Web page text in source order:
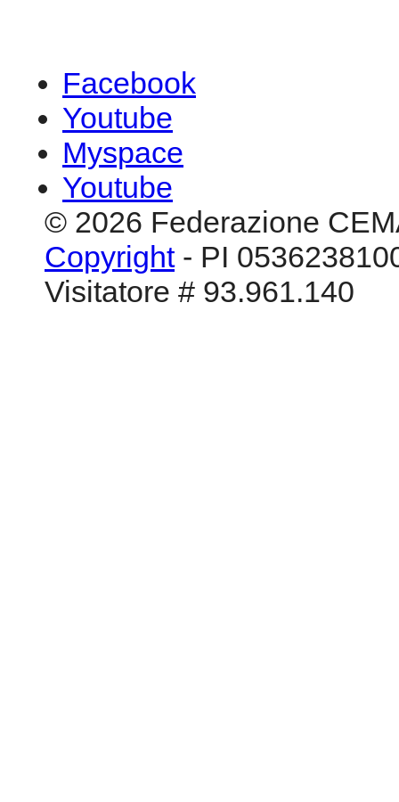
Facebook
Youtube
Myspace
Youtube
© 2026 Federazione
Copyright- PI
Visitatore # 93.961.140